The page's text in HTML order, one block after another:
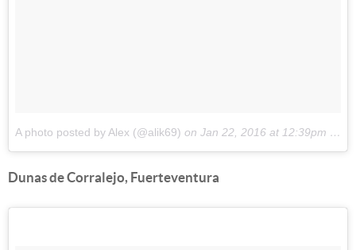
A photo posted by Alex (@alik69) on Jan 22, 2016 at 12:39pm PST
Dunas de Corralejo, Fuerteventura